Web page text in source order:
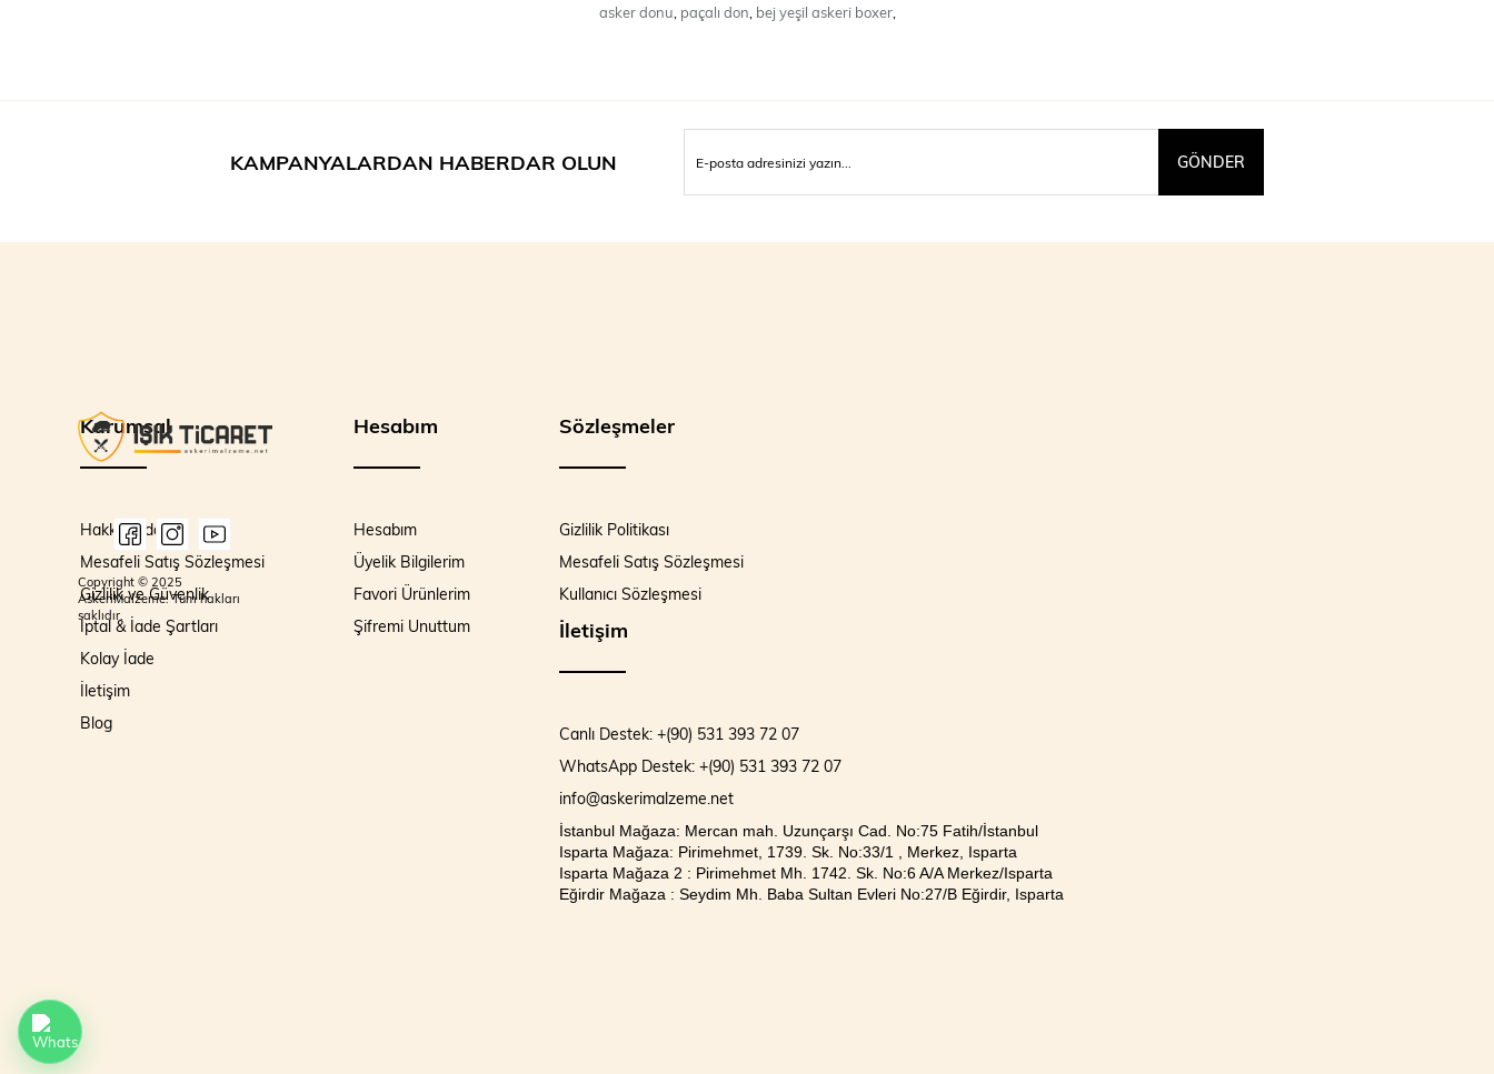
asker donu paçalı don bej yeşil askeri boxer,
KAMPANYALARDAN HABERDAR OLUN GÖNDER
Kurumsal
Hakkımızda
Mesafeli Satış Sözleşmesi
Gizlilik ve Güvenlik
İptal & İade Şartları
Kolay İade
İletişim
Blog
Hesabım
Hesabım
Üyelik Bilgilerim
Favori Ürünlerim
Şifremi Unuttum
Sözleşmeler
Gizlilik Politikası
Mesafeli Satış Sözleşmesi
Kullanıcı Sözleşmesi
İletişim
Canlı Destek: +(90) 531 393 72 07
WhatsApp Destek: +(90) 531 393 72 07
info@askerimalzeme.net
İstanbul Mağaza: Mercan mah. Uzunçarşı Cad. No:75 Fatih/İstanbul
Isparta Mağaza: Pirimehmet, 1739. Sk. No:33/1 , Merkez, Isparta
Isparta Mağaza 2 : Pirimehmet Mh. 1742. Sk. No:6 A/A Merkez/Isparta
Eğirdir Mağaza : Seydim Mh. Baba Sultan Evleri No:27/B Eğirdir, Isparta
Copyright © 2025
AskeriMalzeme. Tüm hakları
saklıdır.